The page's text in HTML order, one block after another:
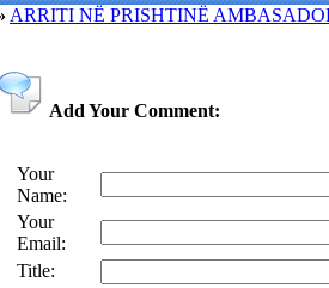
ARRITI NË PRISHTINË
Add Your Comment:
Your
Name:
Your
Email:
Title: